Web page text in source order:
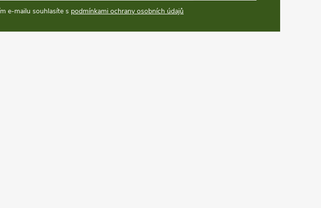
e-mailu souhlasíte s podmínkami ochrany osobních údajů